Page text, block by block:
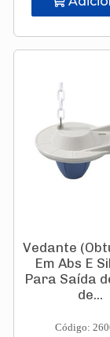
Vedante
Em Abs E
Para Saída
de...
Código: